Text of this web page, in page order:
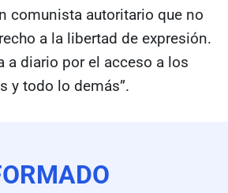
comunista autoritario que no
a la libertad de expresión.
a diario por el acceso a los
y todo lo demás”.